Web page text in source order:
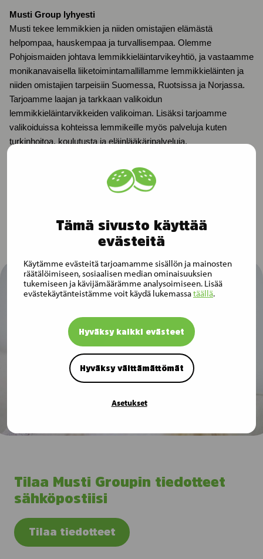
Tämä sivusto käyttää
evästeitä
Käytämme evästeitä tarjoamamme sisällön ja mainosten
räätälöimiseen, sosiaalisen median ominaisuuksien
tukemiseen ja kävijämäärämme analysoimiseen. Lisää
evästekäytänteistämme voit käydä lukemassatäällä.
Hyväksy kaikki evästeet
Hyväksy välttämättömät
Asetukset
Musti Group lyhyesti
Musti tekee lemmikkien ja niiden omistajien elämästä
helpompaa, hauskempaa ja turvallisempaa. Olemme
Pohjoismaiden johtava lemmikkieläintarvikeyhtiö, ja vastaamme
monikanavaisella liiketoimintamallillamme lemmikkieläinten ja
niiden omistajien tarpeisiin Suomessa, Ruotsissa ja Norjassa.
Tarjoamme laajan ja tarkkaan valikoidun
lemmikkieläintarvikkeiden valikoiman. Lisäksi tarjoamme
valikoiduissa kohteissa lemmikeille myös palveluja kuten
turkinhoitoa, koulutusta ja eläinlääkäripalveluja.
2019. Yhtiöllä oli tilikauden 2019 lopussa 1100 työntekijää, yli
miljoona kanta-asiakasta ja 277 myymälää.
Tilaa Musti Groupin tiedotteet
sähköpostiisi
Tilaa tiedotteet